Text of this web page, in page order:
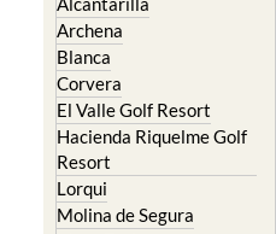
Torre Pacheco
Murcia Central
Abanilla
Abaran
Alcantarilla
Archena
Blanca